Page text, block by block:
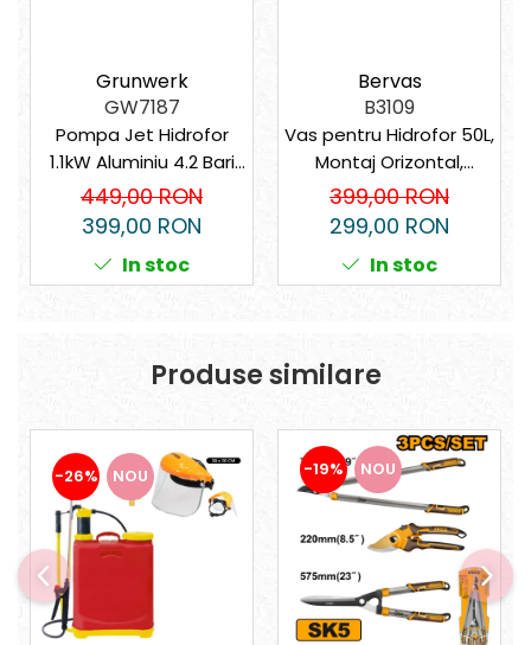
Grunwerk
GW7187
Pompa Jet Hidrofor
1.1kW Aluminiu 4.2 Bari
GW
449,00 RON
399,00 RON
In stoc
Bervas
B3109
Vas pentru Hidrofor 50L,
Montaj Orizontal,
Presiune 5 bar
399,00 RON
299,00 RON
In stoc
Produse similare
-26% NOU -19% NOU